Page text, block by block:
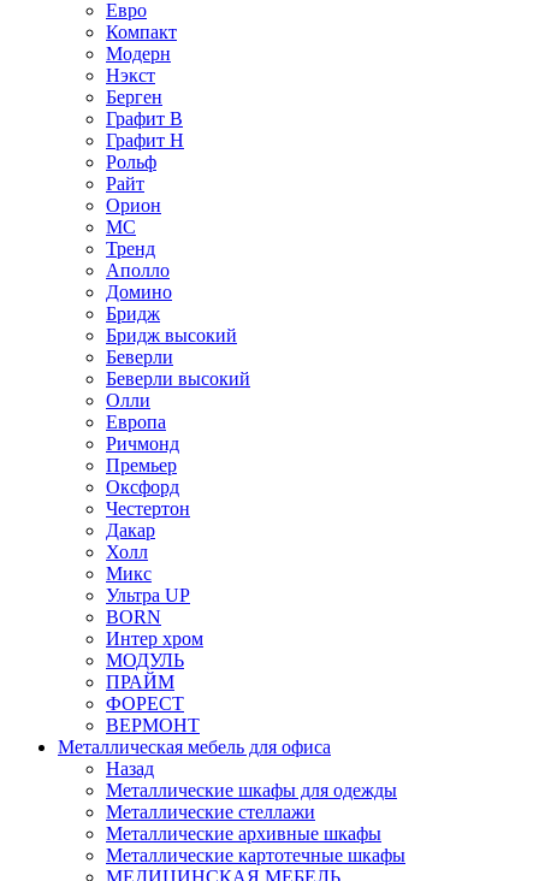
Евро
Компакт
Модерн
Нэкст
Берген
Графит В
Графит Н
Рольф
Райт
Орион
МС
Тренд
Аполло
Домино
Бридж
Бридж высокий
Беверли
Беверли высокий
Олли
Европа
Ричмонд
Премьер
Оксфорд
Честертон
Дакар
Холл
Микс
Ультра UP
BORN
Интер хром
МОДУЛЬ
ПРАЙМ
ФОРЕСТ
ВЕРМОНТ
Металлическая мебель для офиса
Назад
Металлические шкафы для одежды
Металлические стеллажи
Металлические архивные шкафы
Металлические картотечные шкафы
МЕДИЦИНСКАЯ МЕБЕЛЬ